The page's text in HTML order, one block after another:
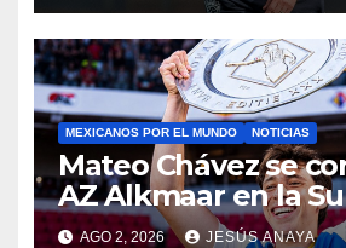
MEXICANOS POR EL MUNDO NOTICIAS
Mateo Chávez se
AZ Alkmaar en la
de Países Bajos
AGO 2, 2026 JESÚS ANAYA